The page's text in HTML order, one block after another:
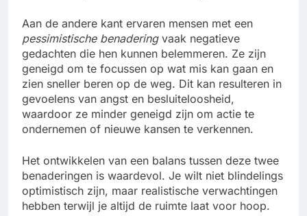
Aan de andere kant ervaren mensen met een
pessimistische benaderingvaak negatieve
gedachten die hen kunnen belemmeren. Ze zijn
geneigd om te focussen op wat mis kan gaan en
zien sneller beren op de weg. Dit kan resulteren in
gevoelens van angst en besluiteloosheid,
waardoor ze minder geneigd zijn om actie te
ondernemen of nieuwe kansen te verkennen.
Het ontwikkelen van een balans tussen deze twee
benaderingen is waardevol. Je wilt niet blindelings
optimistisch zijn, maar realistische verwachtingen
hebben terwijl je altijd de ruimte laat voor hoop.